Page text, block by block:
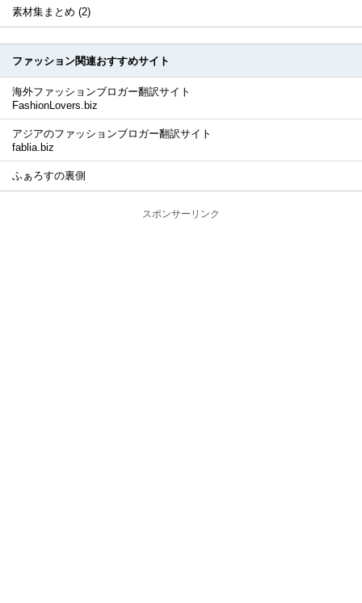
素材集まとめ (2)
ファッション関連おすすめサイト
海外ファッションブロガー翻訳サイト
FashionLovers.biz
アジアのファッションブロガー翻訳サイト
fablia.biz
ふぁろすの裏側
スポンサーリンク